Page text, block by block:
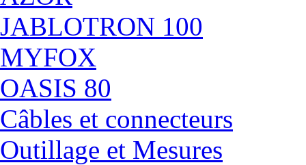
JABLOTRON 100
MYFOX
OASIS 80
Câbles et connecteurs
Outillage et Mesures